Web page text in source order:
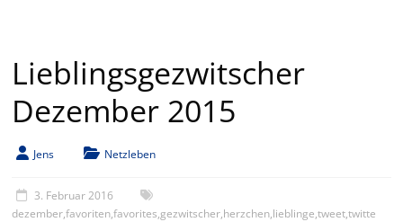
Lieblingsgezwitscher
Dezember 2015
Jens Netzleben
3. Februar 2016
dezember,favoriten,favorites,gezwitscher,herzchen,lieblinge,tweet,twitte